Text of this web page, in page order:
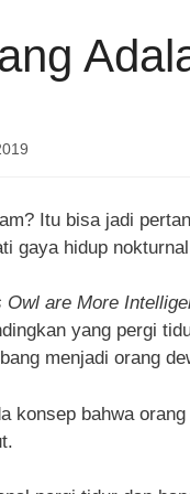
Itu bisa jadi
gaya hidup
Owl are More
yang pergi
menjadi orang
konsep bahwa